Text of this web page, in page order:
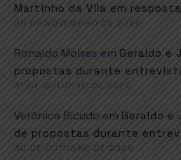
Martinho da Vila em resposta
26 DE NOVEMBRO DE 2020
Ronaldo Moises em Geraldo e
propostas durante
31 DE OUTUBRO DE 2020
Verônica Bicudo em Geraldo e
de propostas durante
30 DE OUTUBRO DE 2020